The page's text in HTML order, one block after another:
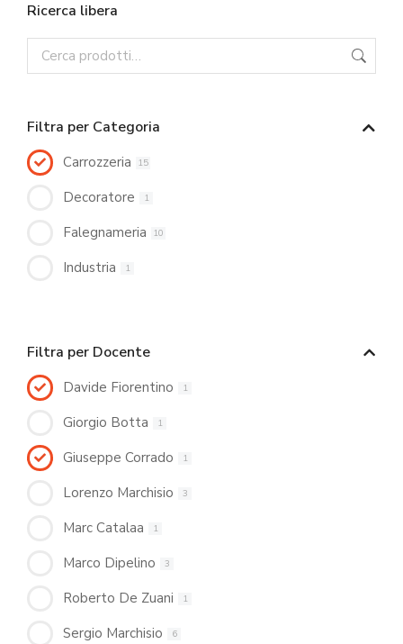
Ricerca libera
Filtra per Categoria
Carrozzeria 15
Decoratore 1
Falegnameria 10
Industria 1
Filtra per Docente
Davide Fiorentino 1
Giorgio Botta 1
Giuseppe Corrado 1
Lorenzo Marchisio 3
Marc Catalaa 1
Marco Dipelino 3
Roberto De Zuani 1
Sergio Marchisio 6